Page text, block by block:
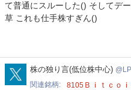
て普通にスルーした() そしてデ
草 これも仕手株すぎん()
LPSMonologue
株の独り言(低位株中心)
関連銘柄
8105 Ｂｉｔｃｏ